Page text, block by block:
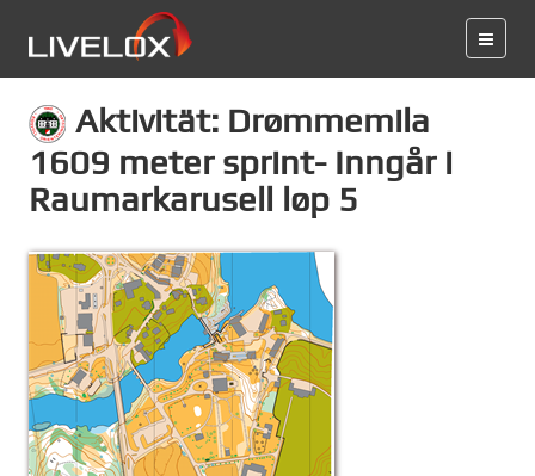
Aktivität: Drømmemila
1609 meter sprint- Inngår i
Raumarkarusell løp 5